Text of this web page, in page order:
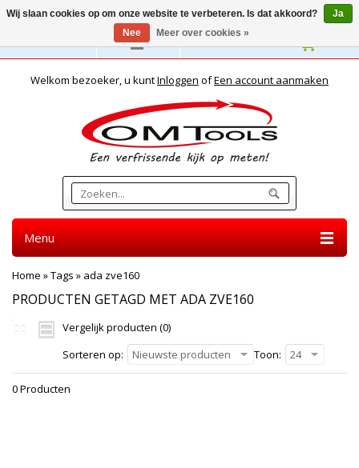
Nederlands
Welkom bezoeker, u kuntInloggen ofEen account aanmaken
Menu
Home »Tags » ada zve160
PRODUCTEN GETAGD MET ADA ZVE160
Vergelijk producten (0)
Sorteren op:
Nieuwste producten Toon: 24
0 Producten
Wij slaan cookies op om onze website te verbeteren. Is dat akkoord?
Ja
Nee
Meer over cookies »